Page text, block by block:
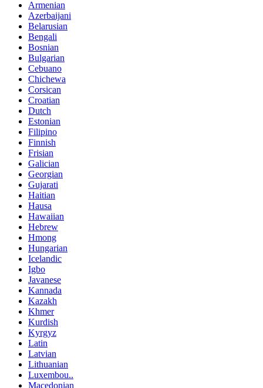
Armenian
Azerbaijani
Belarusian
Bengali
Bosnian
Bulgarian
Cebuano
Chichewa
Corsican
Croatian
Dutch
Estonian
Filipino
Finnish
Frisian
Galician
Georgian
Gujarati
Haitian
Hausa
Hawaiian
Hebrew
Hmong
Hungarian
Icelandic
Igbo
Javanese
Kannada
Kazakh
Khmer
Kurdish
Kyrgyz
Latin
Latvian
Lithuanian
Luxembou..
Macedonian